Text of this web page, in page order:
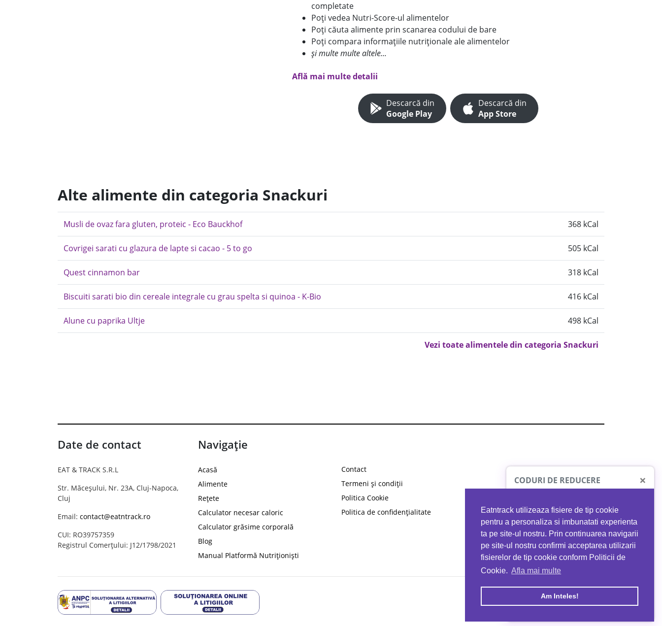
Eatntrack utilizeaza fisiere de tip cookie
pentru a personaliza si imbunatati experienta
ta pe site-ul nostru. Prin continuarea navigarii
pe site-ul nostru confirmi acceptarea utilizarii
fisierelor de tip cookie conform Politicii de
Cookie. Afla mai multe
Am Inteles!
completate
Poți vedea Nutri-Score-ul alimentelor
Poți căuta alimente prin scanarea codului de bare
Poți compara informațiile nutriționale ale alimentelor
și multe multe altele...
Află mai multe detalii
Descarcă din
Google Play
Descarcă din
App Store
Alte alimente din categoria Snackuri
Musli de ovaz fara gluten, proteic - Eco Bauckhof 368 kCal
Covrigei sarati cu glazura de lapte si cacao - 5 to go 505 kCal
Quest cinnamon bar 318 kCal
Biscuiti sarati bio din cereale integrale cu grau spelta si quinoa - K-Bio 416 kCal
Alune cu paprika Ultje 498 kCal
Vezi toate alimentele din categoria Snackuri
Date de contact
EAT & TRACK S.R.L
Str. Măceșului, Nr. 23A, Cluj-Napoca,
Cluj
Email: contact@eatntrack.ro
CUI: RO39757359
Registrul Comerțului: J12/1798/2021
Navigație
Acasă
Alimente
Rețete
Calculator necesar caloric
Calculator grăsime corporală
Blog
Manual Platformă Nutriționiști
Contact
Termeni și condiții
Politica Cookie
Politica de confidențialitate
CODURI DE REDUCERE ×
PROTO41
reducere la orice comandă
EATNTRACK
MYPROTEIN
Ai40%reducere la orice comandă
folosind codul EATTRACK